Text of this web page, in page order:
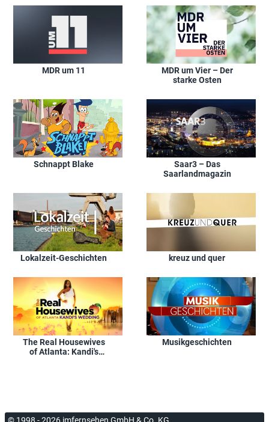
MDR um 11
MDR um Vier – Der
starke Osten
Schnappt Blake
Saar3 – Das
Saarlandmagazin
Lokalzeit-Geschichten kreuz und quer
The Real Housewives
of Atlanta: Kandi's
Musikgeschichten